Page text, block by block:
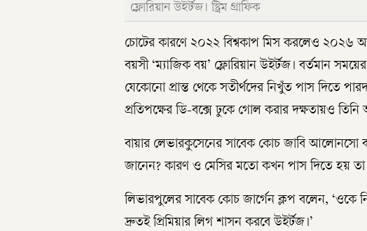
ফ্লোরিয়ান উইর্টজ। স্ট্রিম গ্রাফিক
চোটের কারণে ২০২২ বিশ্বকাপ মিস করলেও ২০২৬
বয়সী ‘ম্যাজিক বয়’ ফ্লোরিয়ান উইর্টজ। বর্তমান
যেকোনো প্রান্ত থেকে সতীর্থদের নিখুঁত পাস দিতে
প্রতিপক্ষের ডি-বক্সে ঢুকে গোল করার দক্ষতায়ও তিনি
বায়ার লেভারকুসেনের সাবেক কোচ জাবি আলোনসো
জানেন? কারণ ও মেসির মতো কখন পাস দিতে হয় তা
লিভারপুলের সাবেক কোচ জার্গেন ক্লপ বলেন, ‘ওকে
দ্রুতই প্রিমিয়ার লিগ শাসন করবে উইর্টজ।’